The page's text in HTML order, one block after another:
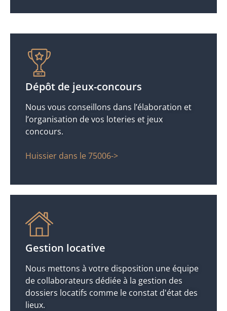
Dépôt de jeux-concours
Nous vous conseillons dans l’élaboration et
l’organisation de vos loteries et jeux
concours.
Huissier dans le 75006->
Gestion locative
Nous mettons à votre disposition une équipe
de collaborateurs dédiée à la gestion des
dossiers locatifs comme le constat d'état des
lieux.